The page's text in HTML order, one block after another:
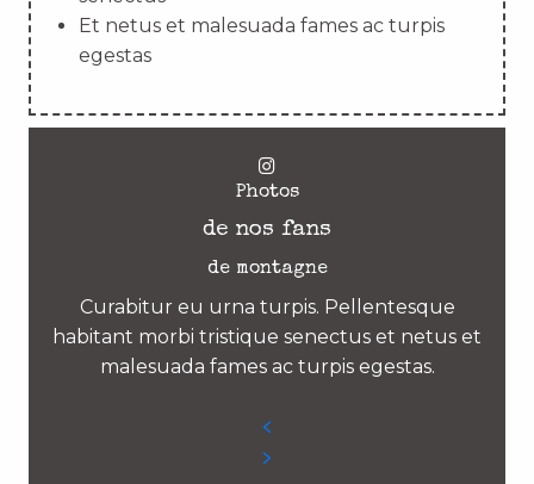
Et netus et malesuada fames ac turpis
egestas
Photos
de nos fans
de montagne
Curabitur eu urna turpis. Pellentesque
habitant morbi tristique senectus et netus et
malesuada fames ac turpis egestas.